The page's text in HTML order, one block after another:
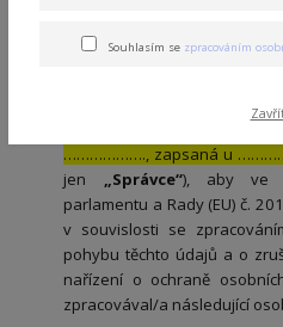
zaslání
………………., zapsaná u
jen
„Správce“), aby ve
parlamentu a Rady (EU) č.
v souvislosti se
pohybu těchto údajů a o
nařízení o ochraně
zpracovával/a následující
Souhlasím se zpracováním